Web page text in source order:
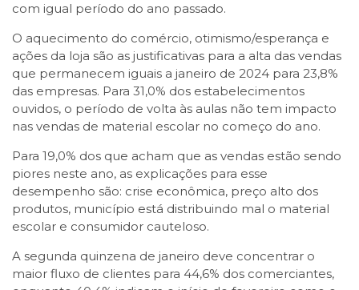
com igual período do ano passado.
O aquecimento do comércio, otimismo/esperança e
ações da loja são as justificativas para a alta das vendas
que permanecem iguais a janeiro de 2024 para 23,8%
das empresas. Para 31,0% dos estabelecimentos
ouvidos, o período de volta às aulas não tem impacto
nas vendas de material escolar no começo do ano.
Para 19,0% dos que acham que as vendas estão sendo
piores neste ano, as explicações para esse
desempenho são: crise econômica, preço alto dos
produtos, município está distribuindo mal o material
escolar e consumidor cauteloso.
A segunda quinzena de janeiro deve concentrar o
maior fluxo de clientes para 44,6% dos comerciantes,